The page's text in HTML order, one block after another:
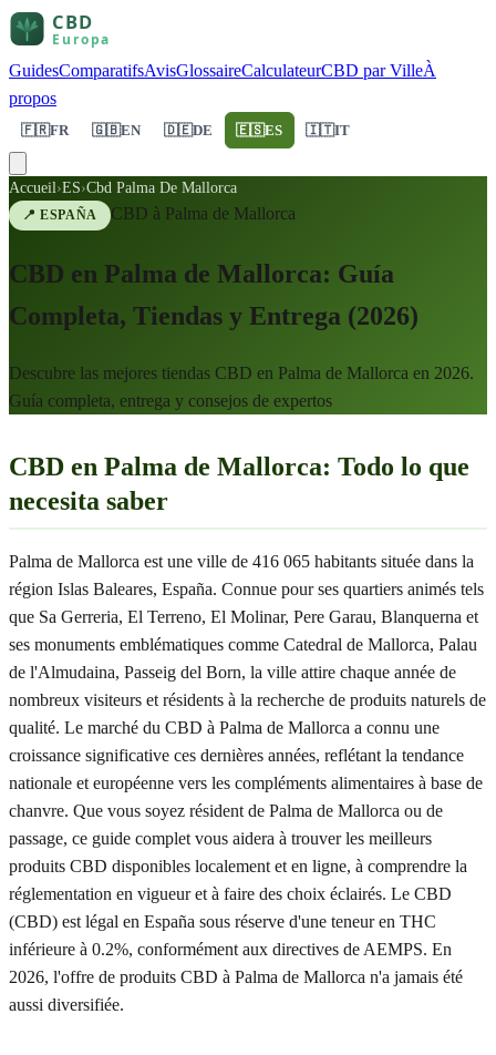
GuidesComparatifsAvisGlossaireCalculateurCBD par VilleÀ
propos
🇫🇷FR 🇬🇧EN 🇩🇪DE 🇪🇸ES 🇮🇹IT
Accueil›ES›Cbd Palma De Mallorca
📍ESPAÑA CBD à Palma de Mallorca
CBD en Palma de Mallorca: Guía
Completa, Tiendas y Entrega (2026)
Descubre las mejores tiendas CBD en Palma de Mallorca en 2026.
Guía completa, entrega y consejos de expertos
CBD en Palma de Mallorca: Todo lo que
necesita saber
Palma de Mallorca est une ville de 416 065 habitants située dans la
région Islas Baleares, España. Connue pour ses quartiers animés tels
que Sa Gerreria, El Terreno, El Molinar, Pere Garau, Blanquerna et
ses monuments emblématiques comme Catedral de Mallorca, Palau
de l'Almudaina, Passeig del Born, la ville attire chaque année de
nombreux visiteurs et résidents à la recherche de produits naturels de
qualité. Le marché du CBD à Palma de Mallorca a connu une
croissance significative ces dernières années, reflétant la tendance
nationale et européenne vers les compléments alimentaires à base de
chanvre. Que vous soyez résident de Palma de Mallorca ou de
passage, ce guide complet vous aidera à trouver les meilleurs
produits CBD disponibles localement et en ligne, à comprendre la
réglementation en vigueur et à faire des choix éclairés. Le CBD
(CBD) est légal en España sous réserve d'une teneur en THC
inférieure à 0.2%, conformément aux directives de AEMPS. En
2026, l'offre de produits CBD à Palma de Mallorca n'a jamais été
aussi diversifiée.